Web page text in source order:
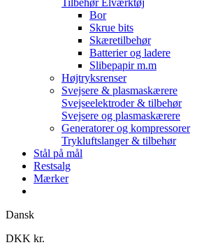
Tilbehør Elværktøj
Bor
Skrue bits
Skæretilbehør
Batterier og ladere
Slibepapir m.m
Højtryksrenser
Svejsere & plasmaskærere
Svejseelektroder & tilbehør
Svejsere og plasmaskærere
Generatorer og kompressorer
Trykluftslanger & tilbehør
Stål på mål
Restsalg
Mærker
Dansk
DKK kr.